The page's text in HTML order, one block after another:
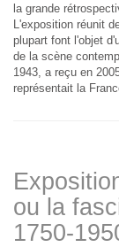
la grande
L'exposition réunit
plupart font l'objet
de la scène
1943, a reçu en
représentait la
ou la
1750-